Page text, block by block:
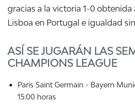
gracias a la victoria 1-0
Lisboa en Portugal e igualdad
ASÍ SE JUGARÁN LAS
CHAMPIONS LEAGUE
Paris Saint Germain - Bayern
15:00 horas